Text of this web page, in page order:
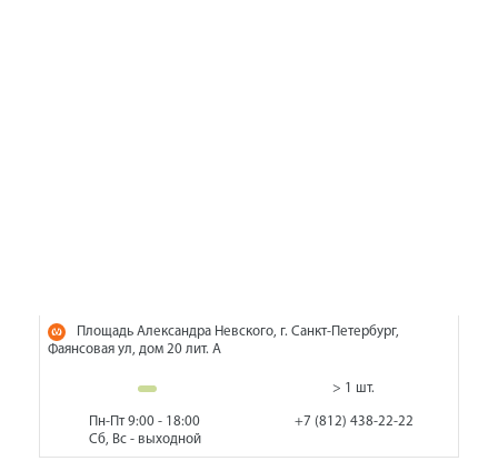
Площадь Александра Невского, г. Санкт-Петербург,
Фаянсовая ул, дом 20 лит. А
> 1 шт.
Пн-Пт 9:00 - 18:00
Сб, Вс - выходной
+7 (812) 438-22-22